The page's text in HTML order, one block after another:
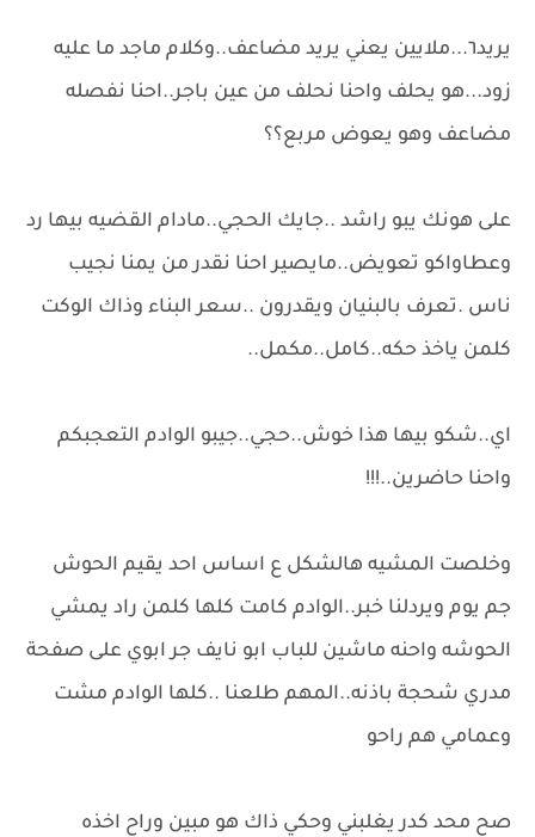
يريد٦...ملايين يعني يريد مضاعف..وكلام ماجد ما عليه
زود...هو يحلف واحنا نحلف من عين باجر..احنا نفصله
مضاعف وهو يعوض مربع؟؟
على هونك يبو راشد ..جايك الحجي..مادام القضيه بيها رد
وعطاواكو تعويض..مايصير احنا نقدر من يمنا نجيب
ناس .تعرف بالبنيان ويقدرون ..سعر البناء وذاك الوكت
كلمن ياخذ حكه..كامل..مكمل..
اي..شكو بيها هذا خوش..حجي..جيبو الوادم التعجبكم
واحنا حاضرين..!!!
وخلصت المشيه هالشكل ع اساس احد يقيم الحوش
جم يوم ويردلنا خبر..الوادم كامت كلها كلمن راد يمشي
الحوشه واحنه ماشين للباب ابو نايف جر ابوي على صفحة
مدري شحجة باذنه..المهم طلعنا ..كلها الوادم مشت
وعمامي هم راحو
صح محد كدر يغلبني وحكي ذاك هو مبين وراح اخذه